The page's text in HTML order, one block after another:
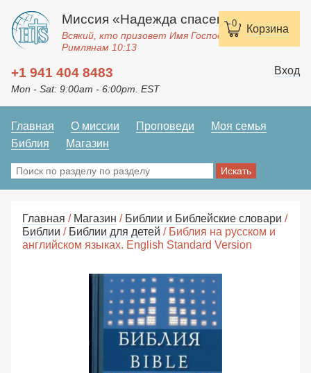
0 Корзина
Миссия «Надежда спасения»
Всякий, кто призовет Имя Господне, спасется.
Римлянам 10:13
+1 941 404 8483
Mon - Sat: 9:00am - 6:00pm. EST
Вход
Главная О миссии Проповеди
Моя семья
Библия
Магазин
Главная / Магазин / Библии и Библейские словари /
Библии / Библии для детей / Библия на русском и
английском языках. English Standard Version